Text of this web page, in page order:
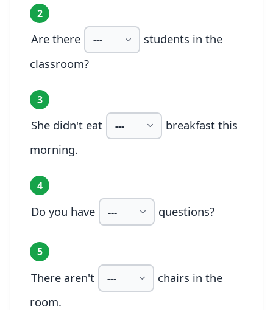
2
Are there
students in the
classroom?
3
She didn't eat
breakfast this
morning.
4
Do you have questions?
5
There aren't
chairs in the
room.